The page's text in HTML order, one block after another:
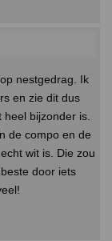
nestgedrag. Ik
en zie dit dus
heel bijzonder is.
de compo en de
wit is. Die zou
door iets